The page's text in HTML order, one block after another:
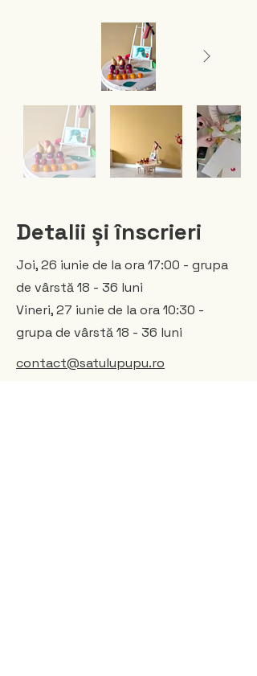
Detalii și înscrieri
Joi, 26 iunie de la ora 17:00 - grupa
de vârstă 18 - 36 luni
Vineri, 27 iunie de la ora 10:30 -
grupa de vârstă 18 - 36 luni
contact@satulupupu.ro